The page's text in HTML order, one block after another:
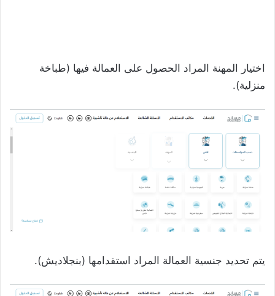
اختيار المهنة المراد الحصول على العمالة فيها (طباخة
منزلية).
يتم تحديد جنسية العمالة المراد استقدامها (بنجلاديش).